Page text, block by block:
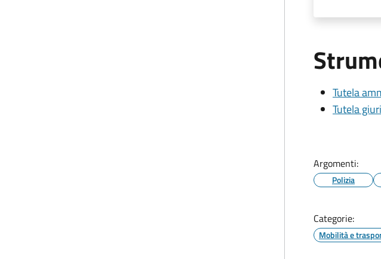
Tutela
Tutela
Argomenti:
Polizia
Categorie:
Mobilità e